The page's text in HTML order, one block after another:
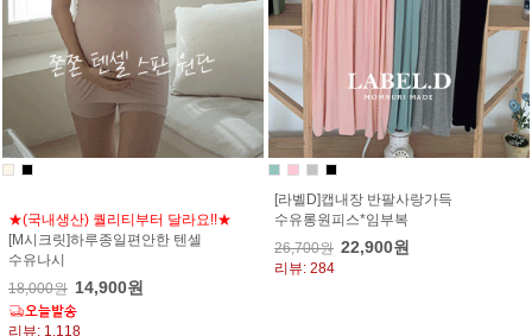
★(국내생산) 퀄리티부터 달라요!!★
[M시크릿]하루종일편안한 텐셀
수유나시
18,000원 14,900원
리뷰: 1,118
[라벨D]캡내장 반팔사랑가득
수유롱원피스*임부복
26,700원 22,900원
리뷰: 284